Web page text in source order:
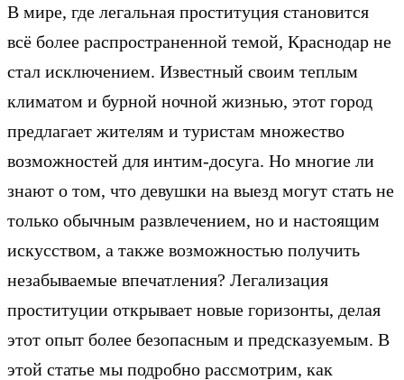
В мире, где легальная проституция становится
всё более распространенной темой, Краснодар не
стал исключением. Известный своим теплым
климатом и бурной ночной жизнью, этот город
предлагает жителям и туристам множество
возможностей для интим-досуга. Но многие ли
знают о том, что девушки на выезд могут стать не
только обычным развлечением, но и настоящим
искусством, а также возможностью получить
незабываемые впечатления? Легализация
проституции открывает новые горизонты, делая
этот опыт более безопасным и предсказуемым. В
этой статье мы подробно рассмотрим, как